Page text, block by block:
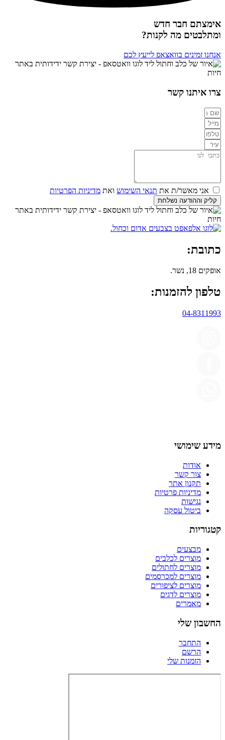
אימצתם חבר חדש
ומתלבטים מה לקנות?
אנחנו זמינים בוואצאפ לייעץ לכם
צרו איתנו קשר
אני מאשר/ת את תנאי השימוש ואת מדיניות הפרטיות
קליק וההודעה נשלחת
כתובת:
אופקים 18, נשר.
טלפון להזמנות:
04-8311993
מידע שימושי
אודות
צור קשר
תקנון אתר
מדיניות פרטיות
נגישות
ביטול עסקה
קטגוריות
מבצעים
מוצרים לכלבים
מוצרים לחתולים
מוצרים למכרסמים
מוצרים לציפורים
מוצרים לדגים
מאמרים
החשבון שלי
התחבר
הרשם
הזמנות שלי